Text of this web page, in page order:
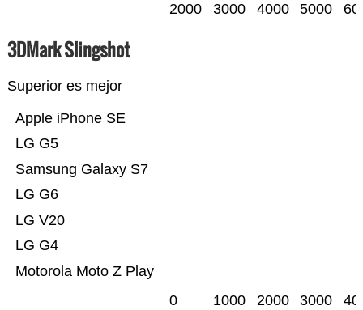
2000 3000 4000 5000
3DMark Slingshot
Superior es mejor
Motorola Moto Z Play
LG G4
LG V20
LG G6
Samsung Galaxy S7
LG G5
Apple iPhone SE
0 1000 2000 3000